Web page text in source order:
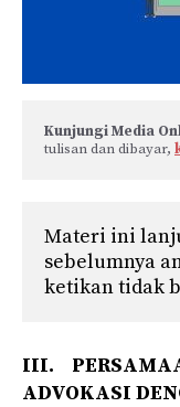
Kunjungi Media
tulisan dan dibayar,
Materi ini
sebelumnya
ketikan tidak
III.
ADVOKASI